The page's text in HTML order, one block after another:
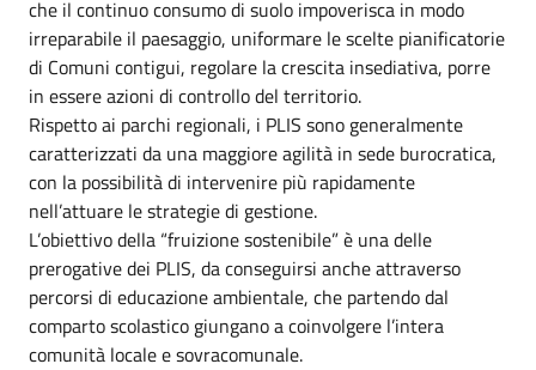
che il continuo consumo di suolo impoverisca in modo
irreparabile il paesaggio, uniformare le scelte pianificatorie
di Comuni contigui, regolare la crescita insediativa, porre
in essere azioni di controllo del territorio.
Rispetto ai parchi regionali, i PLIS sono generalmente
caratterizzati da una maggiore agilità in sede burocratica,
con la possibilità di intervenire più rapidamente
nell’attuare le strategie di gestione.
L’obiettivo della “fruizione sostenibile” è una delle
prerogative dei PLIS, da conseguirsi anche attraverso
percorsi di educazione ambientale, che partendo dal
comparto scolastico giungano a coinvolgere l’intera
comunità locale e sovracomunale.